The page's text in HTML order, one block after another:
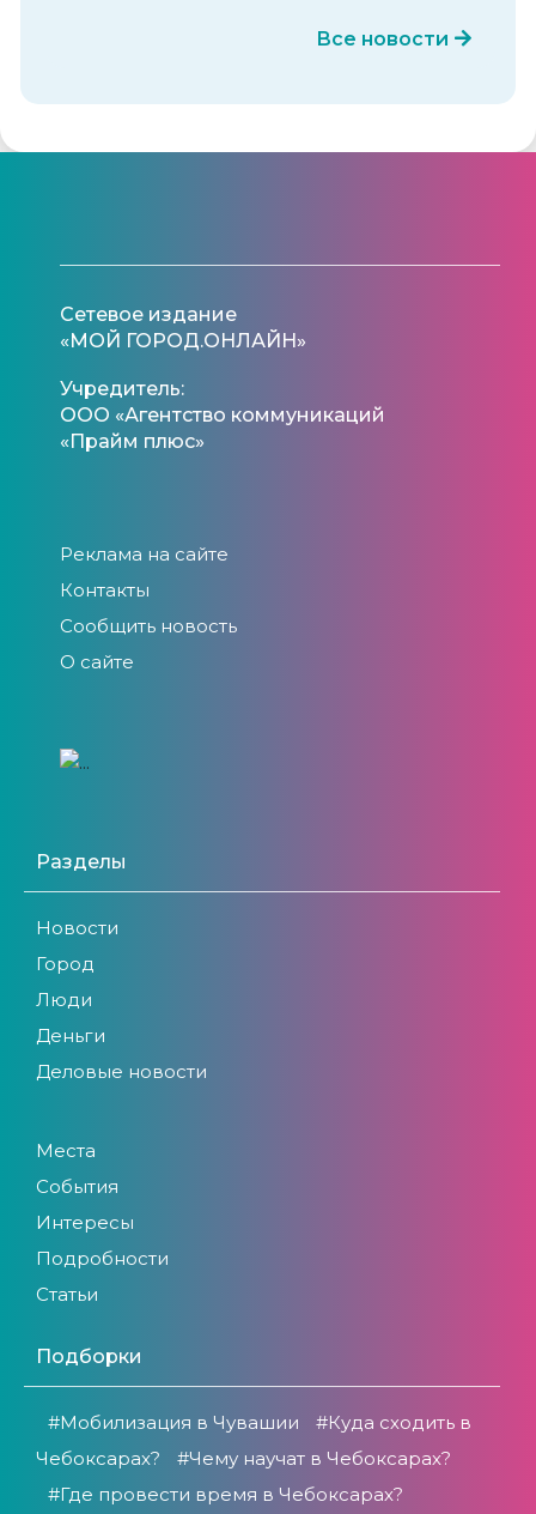
Все новости
Сетевое издание
«МОЙ ГОРОД.ОНЛАЙН»
Учредитель:
ООО «Агентство коммуникаций
«Прайм плюс»
Реклама на сайте
Контакты
Сообщить новость
О сайте
Разделы
Новости
Город
Люди
Деньги
Деловые новости
Места
События
Интересы
Подробности
Статьи
Подборки
#Мобилизация в Чувашии
#Куда сходить в
Чебоксарах?
#Чему научат в Чебоксарах?
#Где провести время в Чебоксарах?